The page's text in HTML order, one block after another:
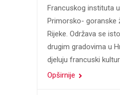
Francuskog instituta
Primorsko- goranske
Rijeke. Održava se
drugim gradovima u
djeluju francuski
Opširnije